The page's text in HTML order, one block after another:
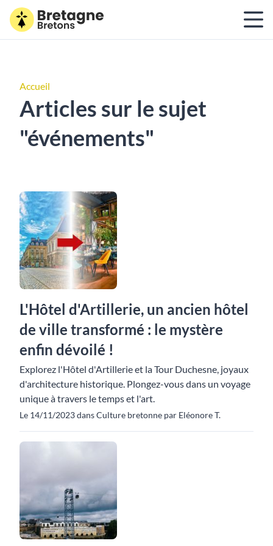
Accueil
Articles sur le sujet
"événements"
L'Hôtel d'Artillerie, un ancien hôtel
de ville transformé : le mystère
enfin dévoilé !
Explorez l'Hôtel d'Artillerie et la Tour Duchesne, joyaux
d'architecture historique. Plongez-vous dans un voyage
unique à travers le temps et l'art.
Le 14/11/2023 dans Culture bretonne par Eléonore T.